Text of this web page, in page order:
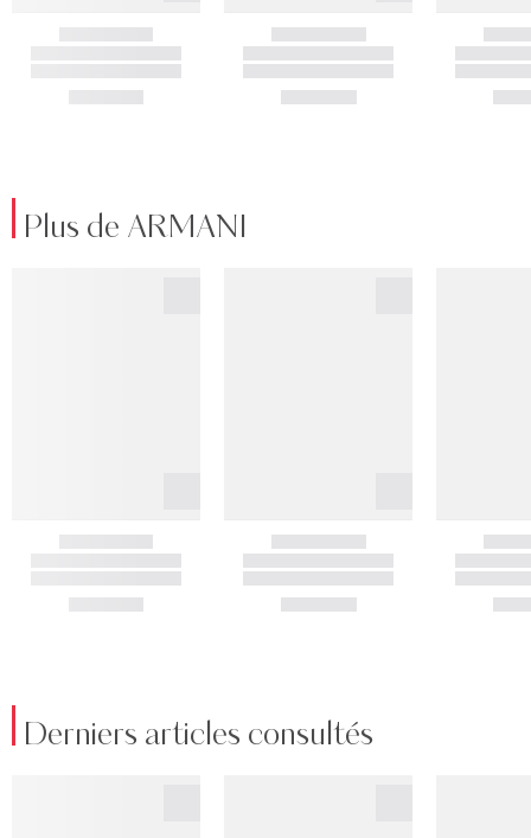
Plus de ARMANI
Derniers articles consultés